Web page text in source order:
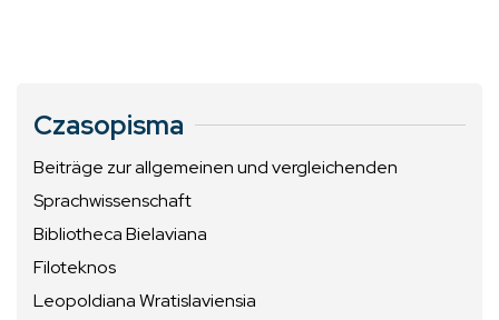
Czasopisma
Beiträge zur allgemeinen und vergleichenden
Sprachwissenschaft
Bibliotheca Bielaviana
Filoteknos
Leopoldiana Wratislaviensia